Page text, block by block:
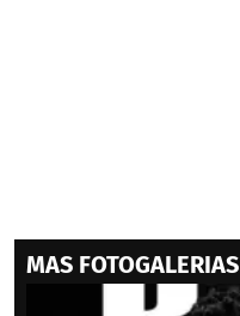
MAS FOTOGALERIAS